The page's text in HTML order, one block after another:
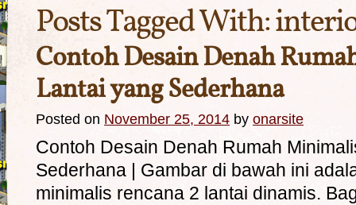
Posts Tagged With:
Contoh Desain Denah
Lantai yang Sederhana
Posted on November 25, 2014 by onarsite
Contoh Desain Denah Rumah
Sederhana | Gambar di bawah ini
minimalis rencana 2 lantai dinamis.